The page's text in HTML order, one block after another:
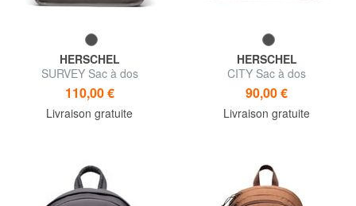
HERSCHEL
SURVEY Sac à dos
110,00 €
Livraison gratuite
HERSCHEL
CITY Sac à dos
90,00 €
Livraison gratuite